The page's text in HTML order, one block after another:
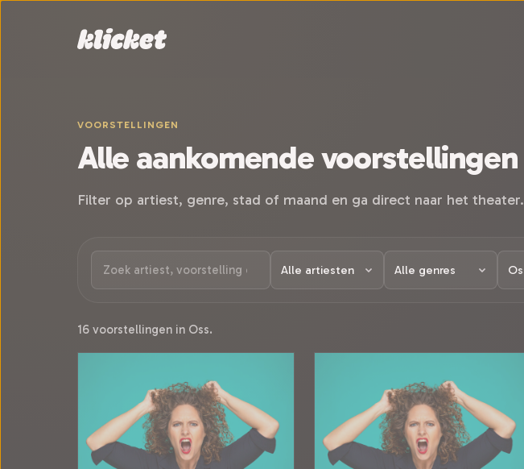
VOORSTELLINGEN
Alle aankomende voorstellingen
Filter op artiest, genre, stad of maand en ga direct naar het theater.
16 voorstellingen in Oss.